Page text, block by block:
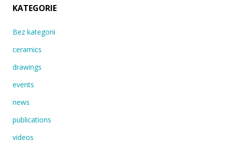
KATEGORIE
Bez kategorii
ceramics
drawings
events
news
publications
videos